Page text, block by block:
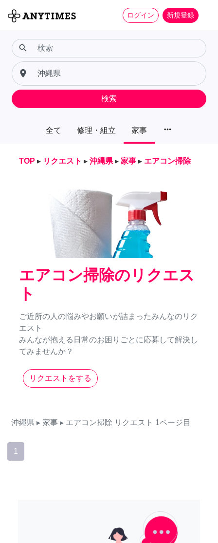
ログイン 新規登録
全て 修理・組立 家事 more_horiz
search
place
検索
TOP ▸ リクエスト ▸ 沖縄県 ▸ 家事 ▸ エアコン掃除
エアコン掃除のリクエス
ト
ご近所の人の悩みやお願いが詰まったみんなのリク
エスト
みんなが抱える日常のお困りごとに応募して解決し
てみませんか？
リクエストをする
沖縄県 ▸ 家事 ▸ エアコン掃除 リクエスト 1ページ目
1